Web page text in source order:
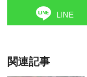
LINE
関連記事